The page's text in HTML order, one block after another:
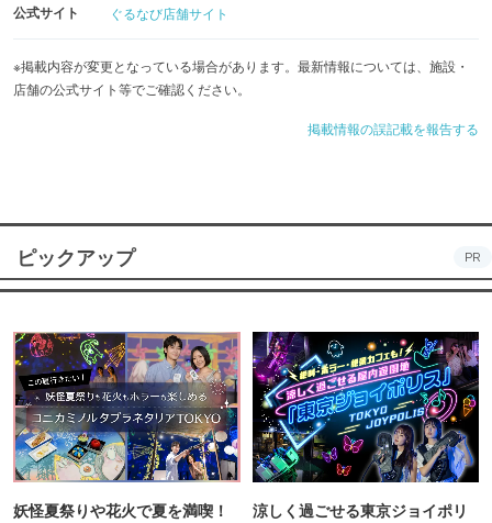
公式サイト ぐるなび店舗サイト
※掲載内容が変更となっている場合があります。最新情報については、施設・
店舗の公式サイト等でご確認ください。
掲載情報の誤記載を報告する
ピックアップ PR
妖怪夏祭りや花火で夏を満喫！
涼しく過ごせる東京ジョイポリ